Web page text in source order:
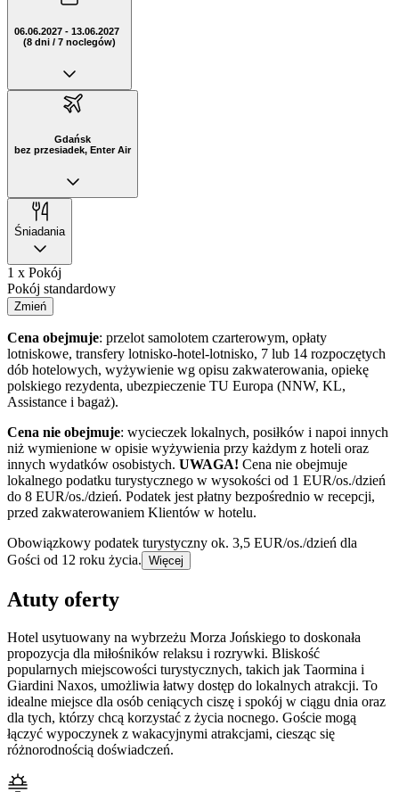
06.06.2027 - 13.06.2027
(8 dni / 7 noclegów)
Gdańsk
bez przesiadek, Enter Air
Śniadania
1 x Pokój
Pokój standardowy
Zmień
Cena obejmuje: przelot samolotem czarterowym, opłaty
lotniskowe, transfery lotnisko-hotel-lotnisko, 7 lub 14 rozpoczętych
dób hotelowych, wyżywienie wg opisu zakwaterowania, opiekę
polskiego rezydenta, ubezpieczenie TU Europa (NNW, KL,
Assistance i bagaż).
Cena nie obejmuje: wycieczek lokalnych, posiłków i napoi innych
niż wymienione w opisie wyżywienia przy każdym z hoteli oraz
innych wydatków osobistych. UWAGA! Cena nie obejmuje
lokalnego podatku turystycznego w wysokości od 1 EUR/os./dzień
do 8 EUR/os./dzień. Podatek jest płatny bezpośrednio w recepcji,
przed zakwaterowaniem Klientów w hotelu.
Obowiązkowy podatek turystyczny ok. 3,5 EUR/os./dzień dla
Gości od 12 roku życia. Więcej
Atuty oferty
Hotel usytuowany na wybrzeżu Morza Jońskiego to doskonała
propozycja dla miłośników relaksu i rozrywki. Bliskość
popularnych miejscowości turystycznych, takich jak Taormina i
Giardini Naxos, umożliwia łatwy dostęp do lokalnych atrakcji. To
idealne miejsce dla osób ceniących ciszę i spokój w ciągu dnia oraz
dla tych, którzy chcą korzystać z życia nocnego. Goście mogą
łączyć wypoczynek z wakacyjnymi atrakcjami, ciesząc się
różnorodnością doświadczeń.